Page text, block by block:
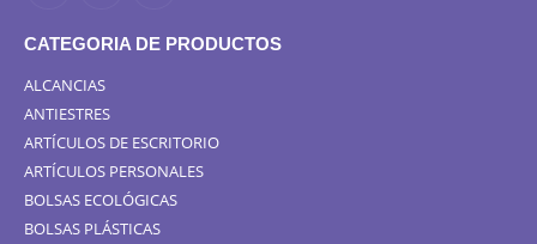
CATEGORIA DE PRODUCTOS
ALCANCIAS
ANTIESTRES
ARTÍCULOS DE ESCRITORIO
ARTÍCULOS PERSONALES
BOLSAS ECOLÓGICAS
BOLSAS PLÁSTICAS